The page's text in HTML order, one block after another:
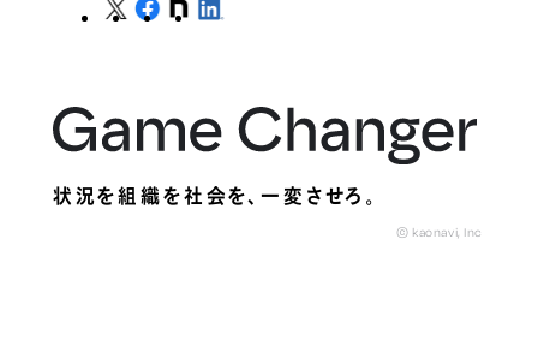
状況を組織を社会を、一変させろ。
© kaonavi, Inc